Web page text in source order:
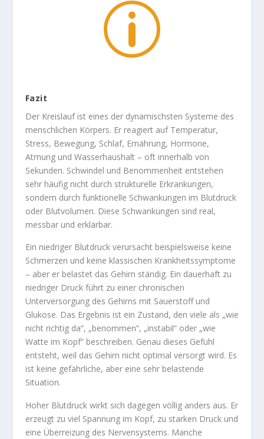
p
Fazit
Der Kreislauf ist eines der dynamischsten Systeme des
menschlichen Körpers. Er reagiert auf Temperatur,
Stress, Bewegung, Schlaf, Ernährung, Hormone,
Atmung und Wasserhaushalt – oft innerhalb von
Sekunden. Schwindel und Benommenheit entstehen
sehr häufig nicht durch strukturelle Erkrankungen,
sondern durch funktionelle Schwankungen im Blutdruck
oder Blutvolumen. Diese Schwankungen sind real,
messbar und erklärbar.
Ein niedriger Blutdruck verursacht beispielsweise keine
Schmerzen und keine klassischen Krankheitssymptome
– aber er belastet das Gehirn ständig. Ein dauerhaft zu
niedriger Druck führt zu einer chronischen
Unterversorgung des Gehirns mit Sauerstoff und
Glukose. Das Ergebnis ist ein Zustand, den viele als „wie
nicht richtig da“, „benommen“, „instabil“ oder „wie
Watte im Kopf“ beschreiben. Genau dieses Gefühl
entsteht, weil das Gehirn nicht optimal versorgt wird. Es
ist keine gefährliche, aber eine sehr belastende
Situation.
Hoher Blutdruck wirkt sich dagegen völlig anders aus. Er
erzeugt zu viel Spannung im Kopf, zu starken Druck und
eine Überreizung des Nervensystems. Manche